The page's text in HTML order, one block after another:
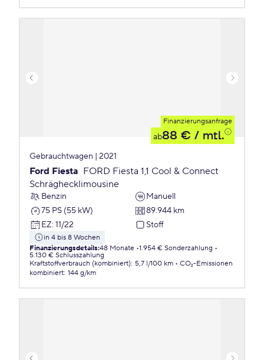
Finanzierungsanfrage
ab88 € / mtl.
Gebrauchtwagen | 2021
Ford Fiesta FORD Fiesta 1,1 Cool & Connect
Schräghecklimousine
Benzin
Manuell
75 PS (55 kW)
89.944 km
EZ: 11/22 Stoff
in 4 bis 8 Wochen
Finanzierungsdetails:48 Monate 1.954 € Sonderzahlung
5.130 € Schlusszahlung
Kraftstoffverbrauch (kombiniert): 5,7 l/100 km
CO₂-Emissionen
kombiniert: 144 g/km